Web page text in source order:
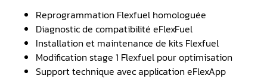
Reprogrammation Flexfuel homologuée
Diagnostic de compatibilité eFlexFuel
Installation et maintenance de kits Flexfuel
Modification stage 1 Flexfuel pour optimisation
Support technique avec application eFlexApp